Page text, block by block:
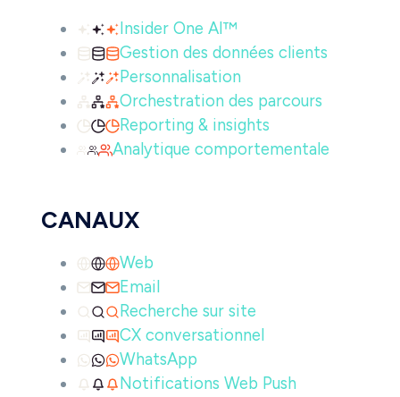
Insider One AI™
Gestion des données clients
Personnalisation
Orchestration des parcours
Reporting & insights
Analytique comportementale
CANAUX
Web
Email
Recherche sur site
CX conversationnel
WhatsApp
Notifications Web Push